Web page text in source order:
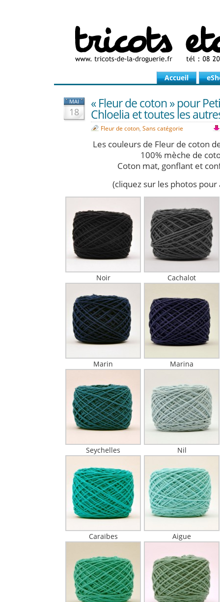
Accueil
MAI
18
« Fleur de coton » pour
Chloelia et toutes les
Fleur de coton, Sans catégorie
Les couleurs de Fleur de coton
100% mèche de
Coton mat, gonflant et
(cliquez sur les photos pour
Noir Cachalot
Marin Marina
Seychelles Nil
Caraïbes Aigue